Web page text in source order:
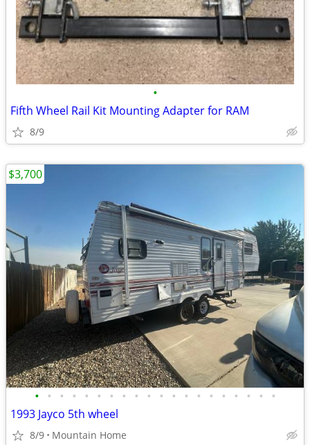
•
Fifth Wheel Rail Kit Mounting Adapter for RAM
8/9
• • • • • • • • • • • • • • • • • • • •
1993 Jayco 5th wheel
8/9 Mountain Home
$3,700